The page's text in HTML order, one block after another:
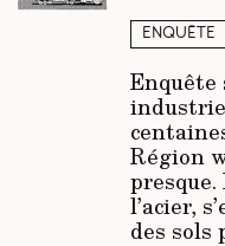
Enquête
Enquête
Région
presque.
l’acier,
des sols